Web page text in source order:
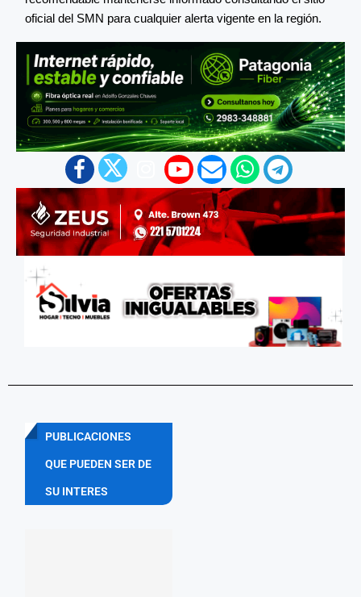
oficial del SMN para cualquier alerta vigente en la región.
PUBLICACIONES
QUE PUEDEN SER DE
SU INTERES